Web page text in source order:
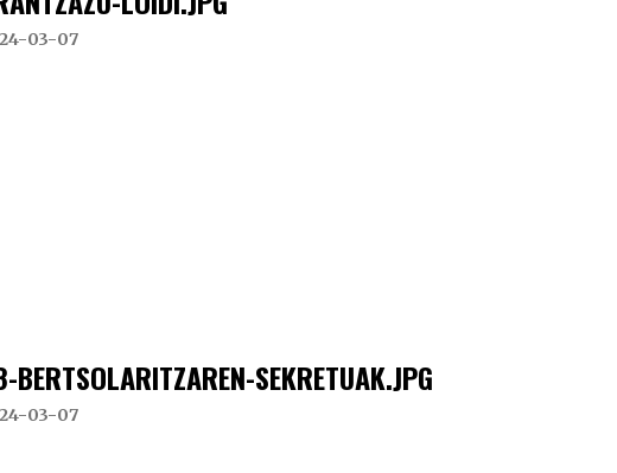
03-07
BERTSOLARITZAREN-SEKRETUAK.JPG
03-07